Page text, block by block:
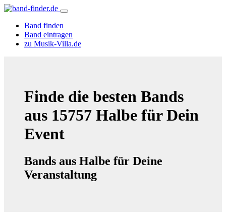
Band finden
Band eintragen
zu Musik-Villa.de
Finde die besten Bands
aus 15757 Halbe für Dein
Event
Bands aus Halbe für Deine
Veranstaltung